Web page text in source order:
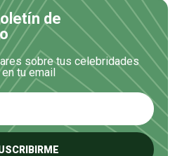
de
sobre tus celebridades
tu email